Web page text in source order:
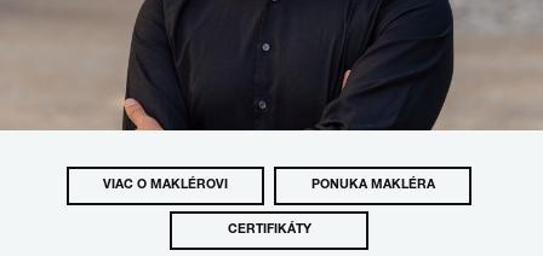
VIAC O MAKLÉROVI PONUKA MAKLÉRA
CERTIFIKÁTY